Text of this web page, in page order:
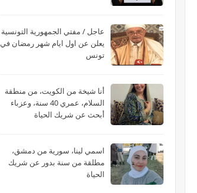
عاجل / مفتي الجمهورية التونسية
يعلن عن اول ايام شهر رمضان في
تونس
أنا شيخة من الكويت، من منطقة
السلام، عمري 40 سنة، وعزباء
أبحث عن شريك الحياة
اسمي لينا، سورية من دمشق،
مطلقة من سنة بدور عن شريك
الحياة